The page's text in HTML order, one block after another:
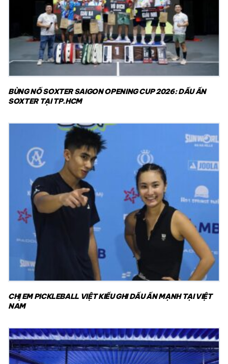
BÙNG NỔ SOXTER SAIGON OPENING CUP 2026: DẤU ẤN
SOXTER TẠI TP.HCM
CHỊ EM PICKLEBALL VIỆT KIỀU GHI DẤU ẤN MẠNH TẠI VIỆT
NAM